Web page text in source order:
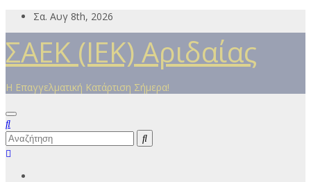
Μετάβαση
περιεχόμενο
Σα. Αυγ 8th, 2026
ΣΑΕΚ (ΙΕΚ) Αριδαίας
Η Επαγγελματική Κατάρτιση Σήμερα!